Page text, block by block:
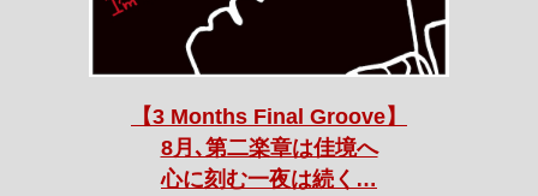
【3 Months Final Groove】
8月､第二楽章は佳境へ
心に刻む一夜は続く…